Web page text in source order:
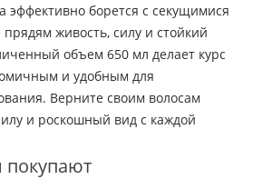
борется с секущимися
живость, силу и стойкий
объем 650 мл делает курс
и удобным для
Верните своим волосам
и роскошный вид с каждой
покупают